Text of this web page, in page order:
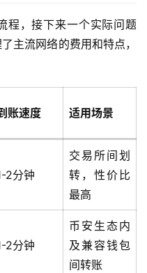
程，接下来一个实际问题
主流网络的费用和特点，
账速度 适用场景
2分钟
交易所间划
转，性价比
最高
2分钟
币安生态内
及兼容钱包
间转账